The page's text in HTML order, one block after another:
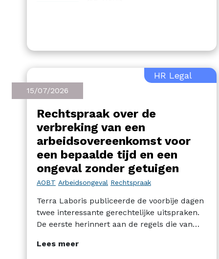
HR Legal
15/07/2026
Rechtspraak over de
verbreking van een
arbeidsovereenkomst voor
een bepaalde tijd en een
ongeval zonder getuigen
AOBT Arbeidsongeval Rechtspraak
Terra Laboris publiceerde de voorbije dagen
twee interessante gerechtelijke uitspraken.
De eerste herinnert aan de regels die van
arbeidsovereenkomst voor een bepaalde tijd.
Lees meer